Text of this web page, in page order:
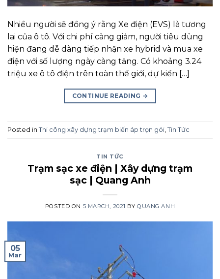
Nhiều người sẽ đồng ý rằng Xe điện (EVS) là tương
lai của ô tô. Với chi phí càng giảm, người tiêu dùng
hiện đang dễ dàng tiếp nhận xe hybrid và mua xe
điện với số lượng ngày càng tăng. Có khoảng 3.24
triệu xe ô tô điện trên toàn thế giới, dự kiến […]
CONTINUE READING →
Posted in Thi công xây dựng trạm biến áp trọn gói Tin Tức
TIN TỨC
Trạm sạc xe điện | Xây dựng trạm
sạc | Quang Anh
POSTED ON 5 MARCH, 2021 BYQUANG ANH
05
Mar